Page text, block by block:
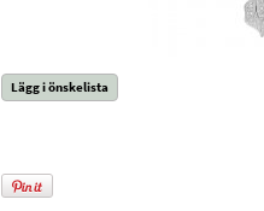
Lägg i önskelista